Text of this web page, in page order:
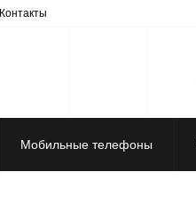
Контакты
Мобильные телефоны